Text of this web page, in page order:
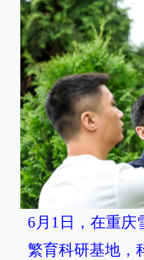
6月1日，在重庆
繁育科研基地，